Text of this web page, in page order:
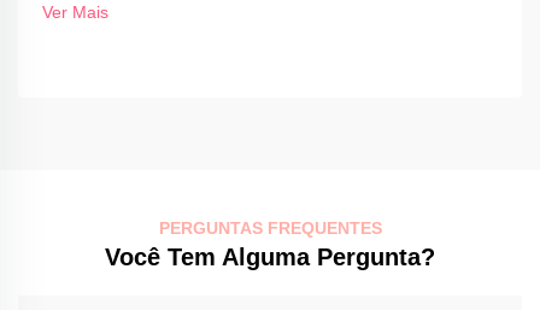
Ver Mais
PERGUNTAS FREQUENTES
Você Tem Alguma Pergunta?